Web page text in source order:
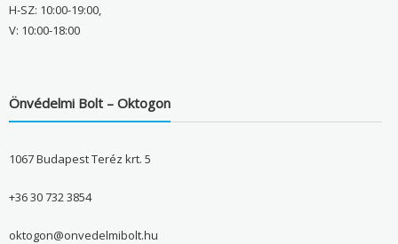
H-SZ: 10:00-19:00,
V: 10:00-18:00
Önvédelmi Bolt – Oktogon
1067 Budapest Teréz krt. 5
+36 30 732 3854
oktogon@onvedelmibolt.hu